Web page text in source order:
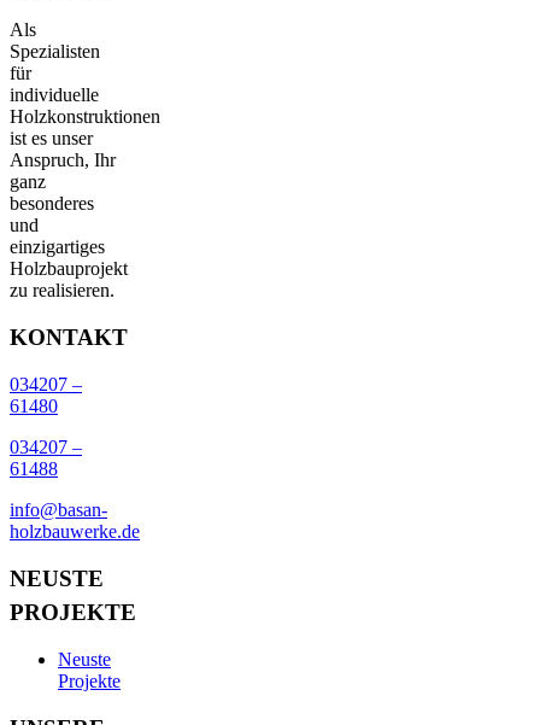
Als
Spezialisten
für
individuelle
Holzkonstruktionen
ist es unser
Anspruch, Ihr
ganz
besonderes
und
einzigartiges
Holzbauprojekt
zu realisieren.
KONTAKT
034207 –
61480
034207 –
61488
info@basan-
holzbauwerke.de
NEUSTE
PROJEKTE
Neuste
Projekte